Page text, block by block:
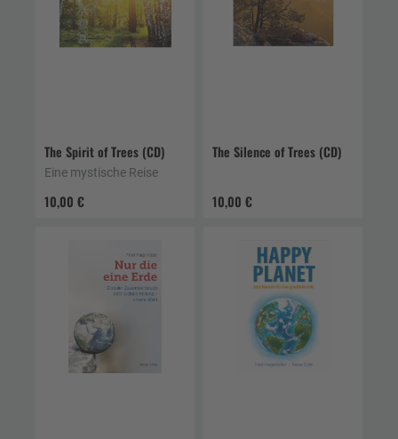
The Spirit of Trees (CD)
10,00 €
Eine mystische Reise
The Silence of Trees (CD)
10,00 €